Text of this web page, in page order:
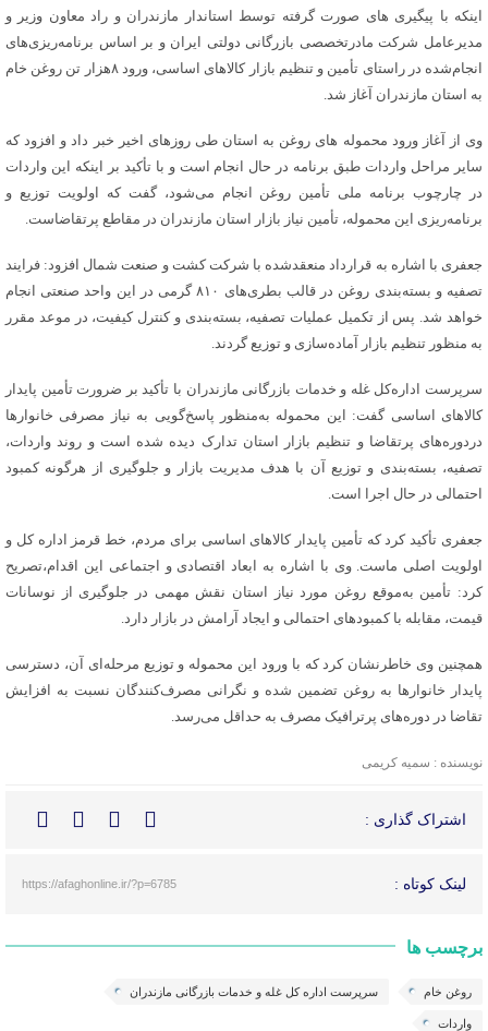
اینکه با پیگیری های صورت گرفته توسط استاندار مازندران و راد معاون وزیر و
مدیرعامل شرکت مادرتخصصی بازرگانی دولتی ایران و بر اساس برنامه‌ریزی‌های
انجام‌شده در راستای تأمین و تنظیم بازار کالاهای اساسی، ورود ۸هزار تن روغن خام
به استان مازندران آغاز شد.
وی از آغاز ورود محموله های روغن به استان طی روزهای اخیر خبر داد و افزود که
سایر مراحل واردات طبق برنامه در حال انجام است و با تأکید بر اینکه این واردات
در چارچوب برنامه ملی تأمین روغن انجام می‌شود، گفت که اولویت توزیع و
برنامه‌ریزی این محموله، تأمین نیاز بازار استان مازندران در مقاطع پرتقاضاست.
جعفری با اشاره به قرارداد منعقد‌شده با شرکت کشت و صنعت شمال افزود: فرایند
تصفیه و بسته‌بندی روغن در قالب بطری‌های ۸۱۰ گرمی در این واحد صنعتی انجام
خواهد شد. پس از تکمیل عملیات تصفیه، بسته‌بندی و کنترل کیفیت، در موعد مقرر
به منظور تنظیم بازار آماده‌سازی و توزیع گردند.
سرپرست اداره‌کل غله و خدمات بازرگانی مازندران با تأکید بر ضرورت تأمین پایدار
کالاهای اساسی گفت: این محموله به‌منظور پاسخ‌گویی به نیاز مصرفی خانوارها
دردوره‌های پرتقاضا و تنظیم بازار استان تدارک دیده شده است و روند واردات،
تصفیه، بسته‌بندی و توزیع آن با هدف مدیریت بازار و جلوگیری از هرگونه کمبود
احتمالی در حال اجرا است.
جعفری تأکید کرد که تأمین پایدار کالاهای اساسی برای مردم، خط قرمز اداره کل و
اولویت اصلی ماست. وی با اشاره به ابعاد اقتصادی و اجتماعی این اقدام،تصریح
کرد: تأمین به‌موقع روغن مورد نیاز استان نقش مهمی در جلوگیری از نوسانات
قیمت، مقابله با کمبودهای احتمالی و ایجاد آرامش در بازار دارد.
همچنین وی خاطرنشان کرد که با ورود این محموله و توزیع مرحله‌ای آن، دسترسی
پایدار خانوارها به روغن تضمین شده و نگرانی مصرف‌کنندگان نسبت به افزایش
تقاضا در دوره‌های پرترافیک مصرف به حداقل می‌رسد.
نویسنده : سمیه کریمی
اشتراک گذاری :
لینک کوتاه : https://afaghonline.ir/?p=6785
برچسب ها
روغن خام سرپرست اداره کل غله و خدمات بازرگانی مازندران
واردات